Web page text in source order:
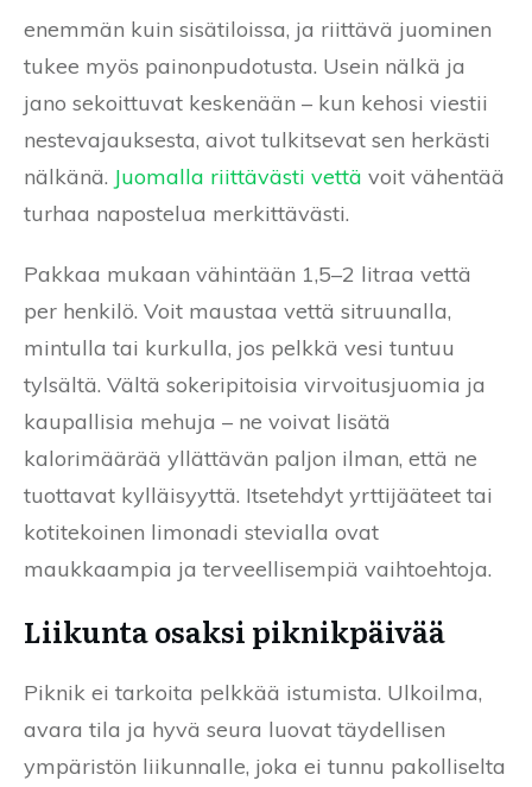
enemmän kuin sisätiloissa, ja riittävä juominen
tukee myös painonpudotusta. Usein nälkä ja
jano sekoittuvat keskenään – kun kehosi viestii
nestevajauksesta, aivot tulkitsevat sen herkästi
nälkänä. Juomalla riittävästi vettä voit vähentää
turhaa napostelua merkittävästi.
Pakkaa mukaan vähintään 1,5–2 litraa vettä
per henkilö. Voit maustaa vettä sitruunalla,
mintulla tai kurkulla, jos pelkkä vesi tuntuu
tylsältä. Vältä sokeripitoisia virvoitusjuomia ja
kaupallisia mehuja – ne voivat lisätä
kalorimäärää yllättävän paljon ilman, että ne
tuottavat kylläisyyttä. Itsetehdyt yrttijääteet tai
kotitekoinen limonadi stevialla ovat
maukkaampia ja terveellisempiä vaihtoehtoja.
Liikunta osaksi piknikpäivää
Piknik ei tarkoita pelkkää istumista. Ulkoilma,
avara tila ja hyvä seura luovat täydellisen
ympäristön liikunnalle, joka ei tunnu pakolliselta